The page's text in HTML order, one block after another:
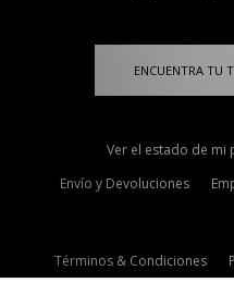
ENCUENTRA TU
Ver el estado de mi
Envío y Devoluciones
Términos & Condiciones